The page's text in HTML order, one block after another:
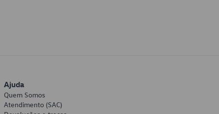
Ajuda
Quem Somos
Atendimento (SAC)